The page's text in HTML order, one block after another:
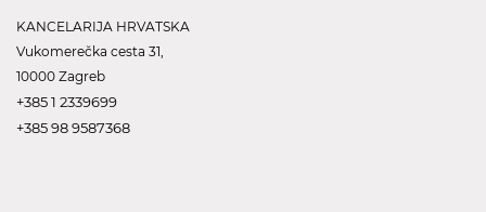
KANCELARIJA HRVATSKA
Vukomerečka cesta 31,
10000 Zagreb
+385 1 2339699
+385 98 9587368